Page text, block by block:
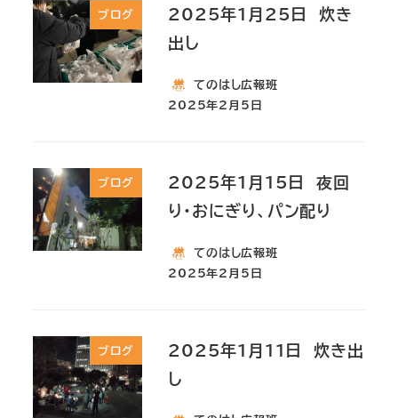
ブログ
2025年1月25日 炊き
出し
てのはし広報班
2025年2月5日
ブログ
2025年1月15日 夜回
り・おにぎり、パン配り
てのはし広報班
2025年2月5日
ブログ
2025年1月11日 炊き出
し